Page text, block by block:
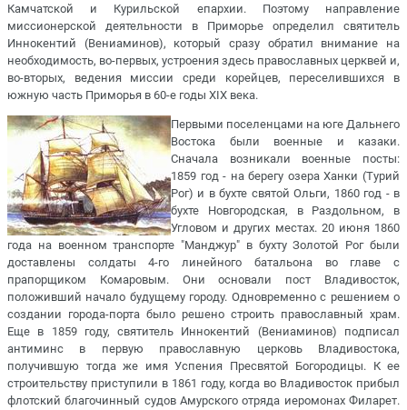
Камчатской и Курильской епархии. Поэтому направление
миссионерской деятельности в Приморье определил святитель
Иннокентий (Вениаминов), который сразу обратил внимание на
необходимость, во-первых, устроения здесь православных церквей и,
во-вторых, ведения миссии среди корейцев, переселившихся в
южную часть Приморья в 60-е годы XIX века.
Первыми поселенцами на юге Дальнего
Востока были военные и казаки.
Сначала возникали военные посты:
1859 год - на берегу озера Ханки (Турий
Рог) и в бухте святой Ольги, 1860 год - в
бухте Новгородская, в Раздольном, в
Угловом и других местах. 20 июня 1860
года на военном транспорте "Манджур" в бухту Золотой Рог были
доставлены солдаты 4-го линейного батальона во главе с
прапорщиком Комаровым. Они основали пост Владивосток,
положивший начало будущему городу. Одновременно с решением о
создании города-порта было решено строить православный храм.
Еще в 1859 году, святитель Иннокентий (Вениаминов) подписал
антиминс в первую православную церковь Владивостока,
получившую тогда же имя Успения Пресвятой Богородицы. К ее
строительству приступили в 1861 году, когда во Владивосток прибыл
флотский благочинный судов Амурского отряда иеромонах Филарет.